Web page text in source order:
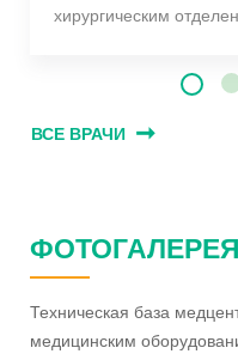
хирургическим
ВСЕ ВРАЧИ
ФОТОГАЛЕРЕЯ
Техническая база
медицинским